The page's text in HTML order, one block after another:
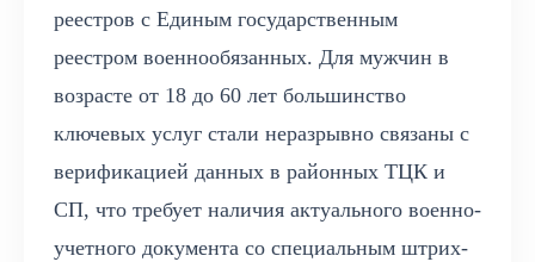
реестров с Единым государственным
реестром военнообязанных. Для мужчин в
возрасте от 18 до 60 лет большинство
ключевых услуг стали неразрывно связаны с
верификацией данных в районных ТЦК и
СП, что требует наличия актуального военно-
учетного документа со специальным штрих-